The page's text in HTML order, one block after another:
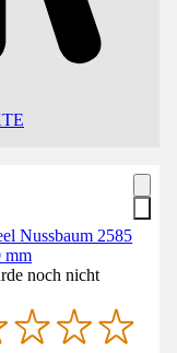
Nussbaum 2585
mm
noch nicht